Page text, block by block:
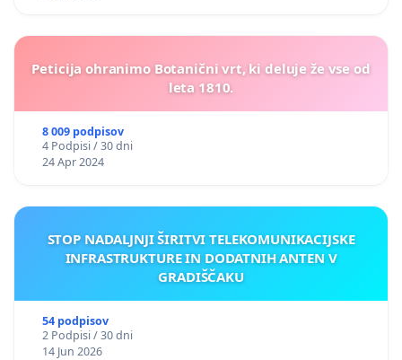
Peticija ohranimo Botanični vrt, ki deluje že vse od
leta 1810.
8 009 podpisov
4 Podpisi / 30 dni
24 Apr 2024
STOP NADALJNJI ŠIRITVI TELEKOMUNIKACIJSKE
INFRASTRUKTURE IN DODATNIH ANTEN V
GRADIŠČAKU
54 podpisov
2 Podpisi / 30 dni
14 Jun 2026